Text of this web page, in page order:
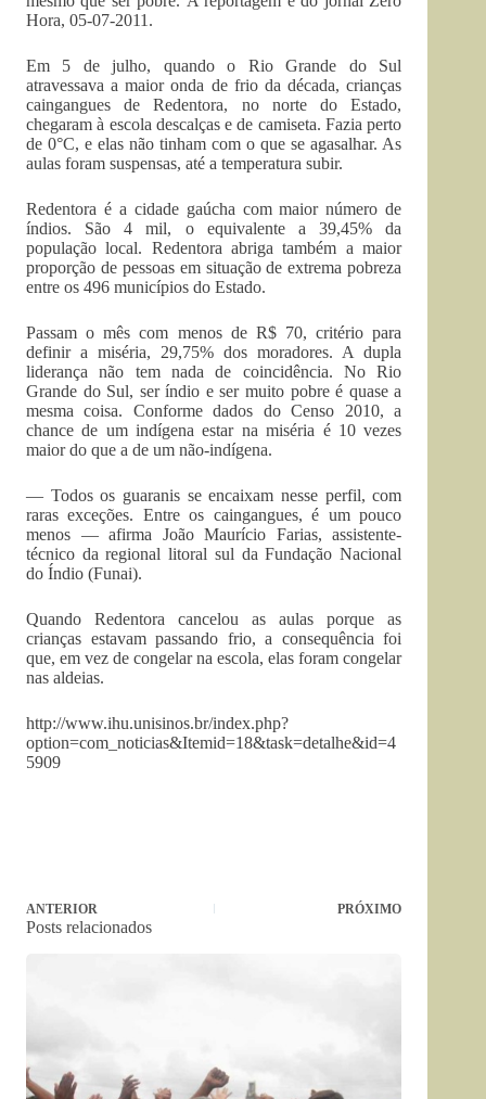
Hora, 05-07-2011.
Em 5 de julho, quando o Rio Grande do Sul
atravessava a maior onda de frio da década, crianças
caingangues de Redentora, no norte do Estado,
chegaram à escola descalças e de camiseta. Fazia perto
de 0°C, e elas não tinham com o que se agasalhar. As
aulas foram suspensas, até a temperatura subir.
Redentora é a cidade gaúcha com maior número de
índios. São 4 mil, o equivalente a 39,45% da
população local. Redentora abriga também a maior
proporção de pessoas em situação de extrema pobreza
entre os 496 municípios do Estado.
Passam o mês com menos de R$ 70, critério para
definir a miséria, 29,75% dos moradores. A dupla
liderança não tem nada de coincidência. No Rio
Grande do Sul, ser índio e ser muito pobre é quase a
mesma coisa. Conforme dados do Censo 2010, a
chance de um indígena estar na miséria é 10 vezes
maior do que a de um não-indígena.
— Todos os guaranis se encaixam nesse perfil, com
raras exceções. Entre os caingangues, é um pouco
menos — afirma João Maurício Farias, assistente-
técnico da regional litoral sul da Fundação Nacional
do Índio (Funai).
Quando Redentora cancelou as aulas porque as
crianças estavam passando frio, a consequência foi
que, em vez de congelar na escola, elas foram congelar
nas aldeias.
http://www.ihu.unisinos.br/index.php?
option=com_noticias&Itemid=18&task=detalhe&id=4
5909
ANTERIOR PRÓXIMO
Posts relacionados